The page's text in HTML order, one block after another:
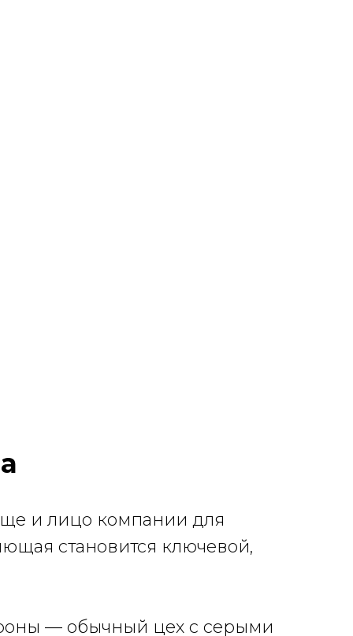
и лицо компании для
становится ключевой,
— обычный цех с серыми